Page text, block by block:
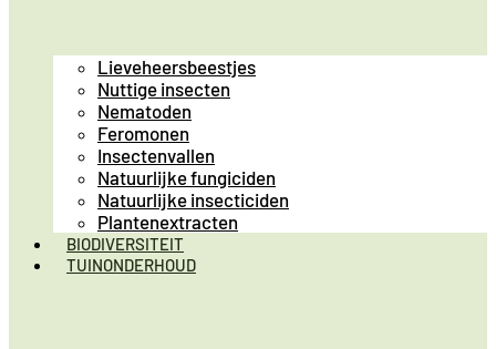
Lieveheersbeestjes
Nuttige insecten
Nematoden
Feromonen
Insectenvallen
Natuurlijke fungiciden
Natuurlijke insecticiden
Plantenextracten
BIODIVERSITEIT
TUINONDERHOUD